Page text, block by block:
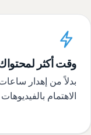
وقت أكثر
بدلاً من إهدار
الاهتمام